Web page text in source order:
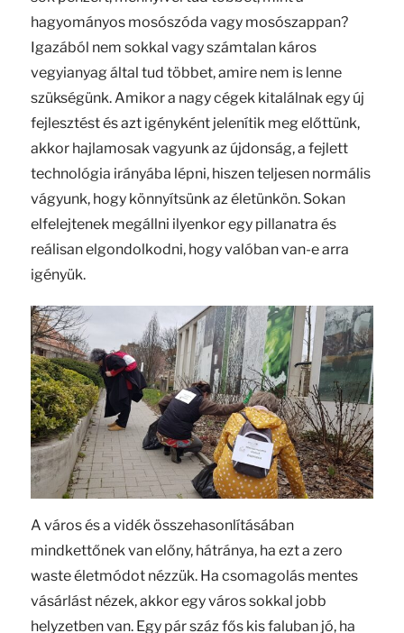
hagyományos mosószóda vagy mosószappan?
Igazából nem sokkal vagy számtalan káros
vegyianyag által tud többet, amire nem is lenne
szükségünk. Amikor a nagy cégek kitalálnak egy új
fejlesztést és azt igényként jelenítik meg előttünk,
akkor hajlamosak vagyunk az újdonság, a fejlett
technológia irányába lépni, hiszen teljesen normális
vágyunk, hogy könnyítsünk az életünkön. Sokan
elfelejtenek megállni ilyenkor egy pillanatra és
reálisan elgondolkodni, hogy valóban van-e arra
igényük.
A város és a vidék összehasonlításában
mindkettőnek van előny, hátránya, ha ezt a zero
waste életmódot nézzük. Ha csomagolás mentes
vásárlást nézek, akkor egy város sokkal jobb
helyzetben van. Egy pár száz fős kis faluban jó, ha